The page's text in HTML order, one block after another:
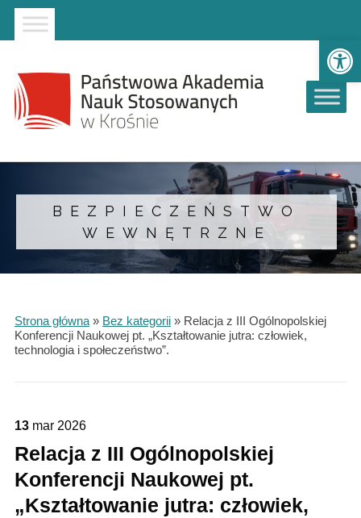
Strona główna
Przejdź do wyszukiwarki
Przejdź do menu głównego
BEZPIECZEŃSTWO
WEWNĘTRZNE
Strona główna» Bez kategorii» Relacja z III Ogólnopolskiej
Konferencji Naukowej pt. „Kształtowanie jutra: człowiek,
technologia i społeczeństwo”.
13 mar 2026
Relacja z III Ogólnopolskiej
Konferencji Naukowej pt.
„Kształtowanie jutra: człowiek,